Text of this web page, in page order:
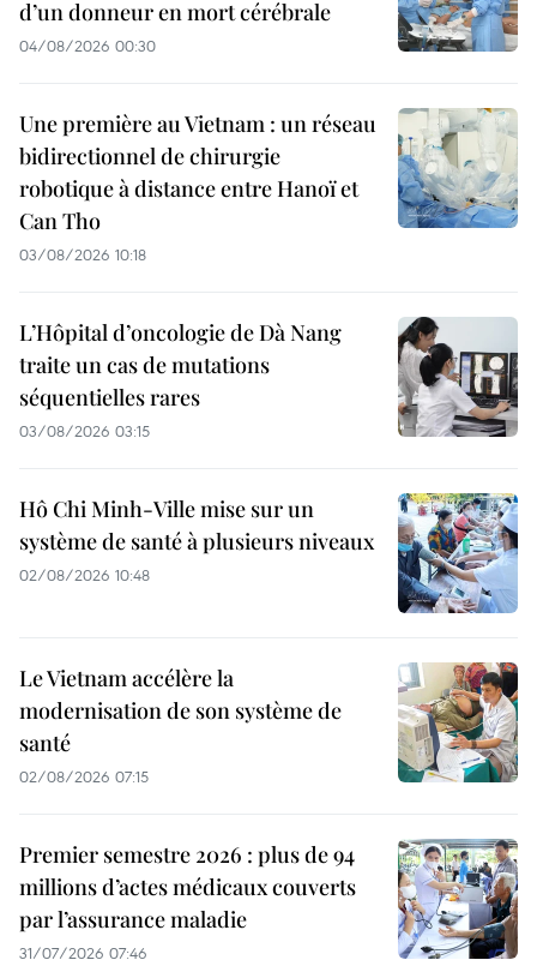
d’un donneur en mort cérébrale
04/08/2026 00:30
Une première au Vietnam : un réseau
bidirectionnel de chirurgie
robotique à distance entre Hanoï et
Can Tho
03/08/2026 10:18
L’Hôpital d’oncologie de Dà Nang
traite un cas de mutations
séquentielles rares
03/08/2026 03:15
Hô Chi Minh-Ville mise sur un
système de santé à plusieurs niveaux
02/08/2026 10:48
Le Vietnam accélère la
modernisation de son système de
santé
02/08/2026 07:15
Premier semestre 2026 : plus de 94
millions d’actes médicaux couverts
par l’assurance maladie
31/07/2026 07:46